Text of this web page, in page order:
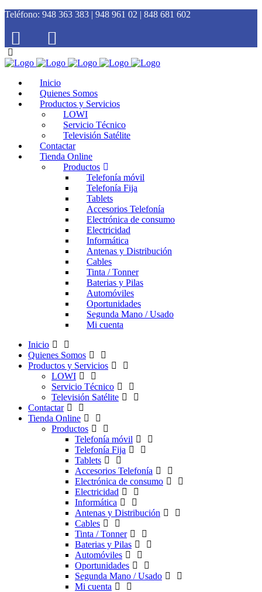
Teléfono: 948 363 383 | 948 961 02 | 848 681 602
Inicio
Quienes Somos
Productos y Servicios
LOWI
Servicio Técnico
Televisión Satélite
Contactar
Tienda Online
Productos
Telefonía móvil
Telefonía Fija
Tablets
Accesorios Telefonía
Electrónica de consumo
Electricidad
Informática
Antenas y Distribución
Cables
Tinta / Tonner
Baterias y Pilas
Automóviles
Oportunidades
Segunda Mano / Usado
Mi cuenta
Inicio
Quienes Somos
Productos y Servicios
LOWI
Servicio Técnico
Televisión Satélite
Contactar
Tienda Online
Productos
Telefonía móvil
Telefonía Fija
Tablets
Accesorios Telefonía
Electrónica de consumo
Electricidad
Informática
Antenas y Distribución
Cables
Tinta / Tonner
Baterias y Pilas
Automóviles
Oportunidades
Segunda Mano / Usado
Mi cuenta